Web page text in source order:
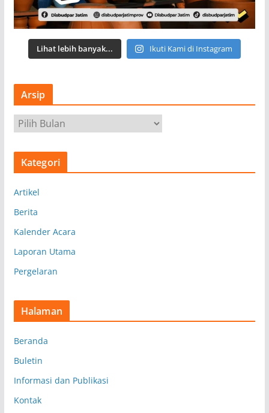
Lihat lebih banyak... Ikuti Kami di Instagram
Arsip
r
s
Kategori
Artikel
Berita
Kalender Acara
Laporan Utama
Pergelaran
Halaman
Beranda
Buletin
Informasi dan Publikasi
Kontak